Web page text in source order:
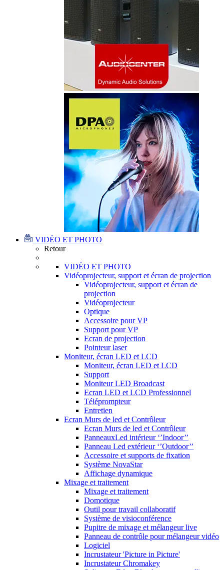
VIDÉO ET PHOTO
Retour
VIDÉO ET PHOTO
Vidéoprojecteur, support et écran de projection
Vidéoprojecteur, support et écran de
projection
Vidéoprojecteur
Optique
Accessoire pour VP
Support pour VP
Ecran de projection
Pointeur laser
Moniteur, écran LED et LCD
Moniteur, écran LED et LCD
Support
Moniteur LED Broadcast
Ecran LED et LCD Professionnel
Téléprompteur
Entretien
Ecran Murs de led et Contrôleur
Ecran Murs de led et Contrôleur
PanneauxLed intérieur ‘’Indoor’’
Panneau Led extérieur ‘’Outdoor’’
Accessoire et supports de fixation
Système NovaStar
Affichage dynamique
Mixage et traitement
Mixage et traitement
Domotique
Outil pour travail collaboratif
Système de visioconférence
Pupitre de mixage et mélangeur live
Panneau de contrôle pour mélangeur vidéo
Logiciel
Incrustateur 'Picture in Picture'
Incrustateur Chromakey